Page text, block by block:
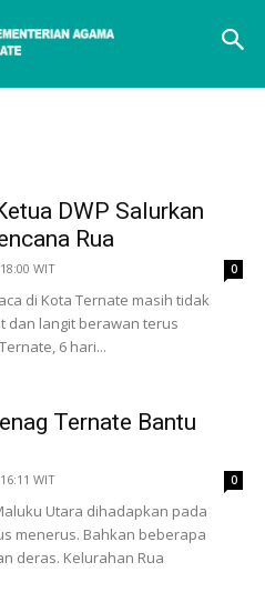
DWP Salurkan
Rua
WIT 0
di Kota Ternate masih tidak
dan langit berawan terus
6 hari...
Ternate Bantu
WIT 0
Utara dihadapkan pada
menerus. Bahkan beberapa
deras. Kelurahan Rua